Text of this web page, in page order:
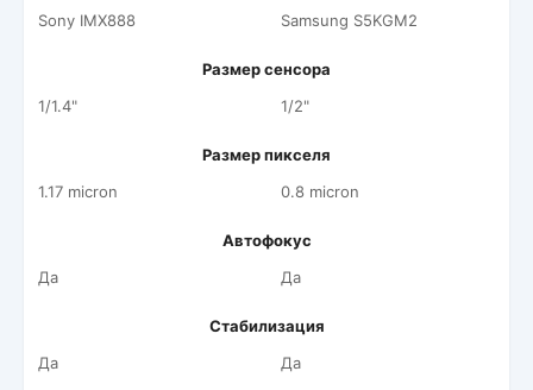
Sony IMX888
Samsung S5KGM2
Размер сенсора
1/1.4"
1/2"
Размер пикселя
1.17 micron
0.8 micron
Автофокус
Да
Да
Стабилизация
Да
Да